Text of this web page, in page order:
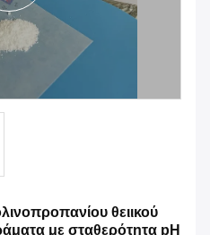
θειικού
με σταθερότητα pH